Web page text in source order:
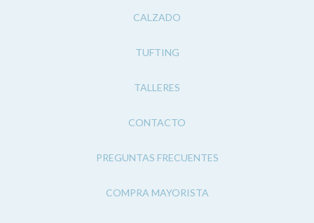
CALZADO
TUFTING
TALLERES
CONTACTO
PREGUNTAS FRECUENTES
COMPRA MAYORISTA